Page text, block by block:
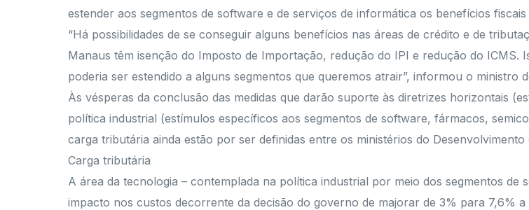
estender aos segmentos de software e de serviços de informática os benefícios
“Há possibilidades de se conseguir alguns benefícios nas áreas de crédito e de
Manaus têm isenção do Imposto de Importação, redução do IPI e redução do
poderia ser estendido a alguns segmentos que queremos atrair”, informou o ministro
Às vésperas da conclusão das medidas que darão suporte às diretrizes horizontais
política industrial (estímulos específicos aos segmentos de software, fármacos,
carga tributária ainda estão por ser definidas entre os ministérios do Desenvolvimento
Carga tributária
A área da tecnologia – contemplada na política industrial por meio dos segmentos
impacto nos custos decorrente da decisão do governo de majorar de 3% para 7,6%